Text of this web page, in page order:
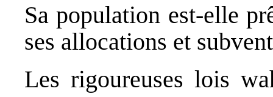
Sa population est-elle
ses allocations et
Les rigoureuses lois